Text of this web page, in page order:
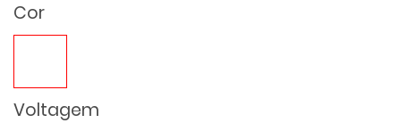
Cor
Voltagem